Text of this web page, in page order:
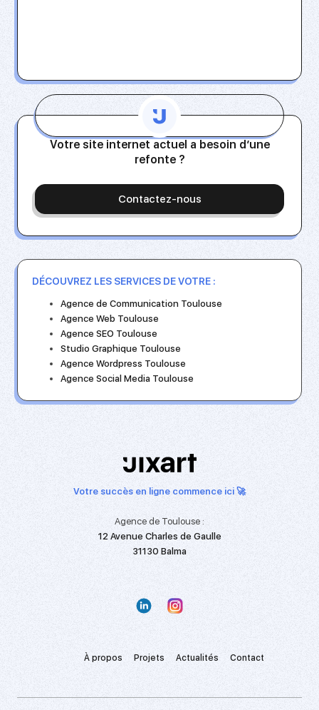
Votre site internet actuel a besoin d’une
refonte ?
Contactez-nous
DÉCOUVREZ LES SERVICES DE VOTRE :
Agence de Communication Toulouse
Agence Web Toulouse
Agence SEO Toulouse
Studio Graphique Toulouse
Agence Wordpress Toulouse
Agence Social Media Toulouse
Votre succès en ligne commence ici 🚀
Agence de Toulouse :
12 Avenue Charles de Gaulle
31130 Balma
À propos Projets Actualités Contact